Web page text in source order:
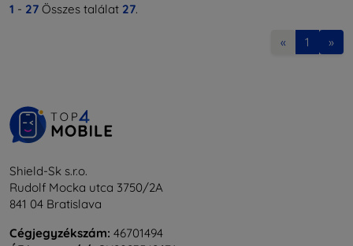
1 - 27 Összes találat 27.
« 1 »
Shield-Sk s.r.o.
Rudolf Mocka utca 3750/2A
841 04 Bratislava
Cégjegyzékszám: 46701494